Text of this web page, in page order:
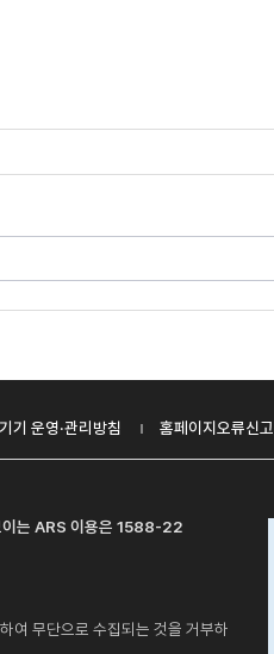
기 운영·관리방침 홈페이지오류신고
는 ARS 이용은 1588-22
여 무단으로 수집되는 것을 거부하